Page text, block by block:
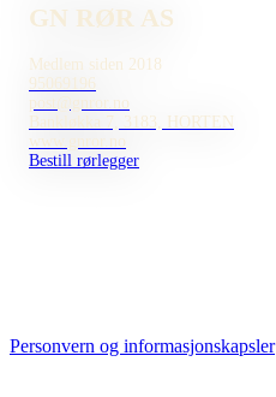
GN RØR AS
Medlem siden 2018
95069196
post@gnror.no
Bankløkka 7, 3183, HORTEN
www.gnror.no
Bestill rørlegger
Personvern og informasjonskapsler